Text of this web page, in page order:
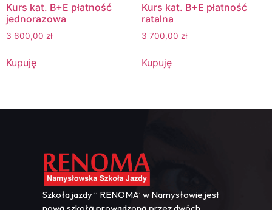
Kurs kat. B+E płatność
jednorazowa
3 600,00 zł
Kupuję
Kurs kat. B+E płatność
ratalna
3 700,00 zł
Kupuję
Szkoła jazdy ” RENOMA” w Namysłowie jest